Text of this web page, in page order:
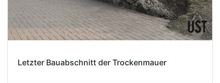
Letzter Bauabschnitt der Trockenmauer